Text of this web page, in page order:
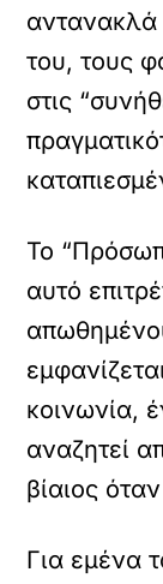
αντανακλά
του, τους
στις
Το
αυτό
κοινωνία,
αναζητεί
βίαιος
Για εμένα